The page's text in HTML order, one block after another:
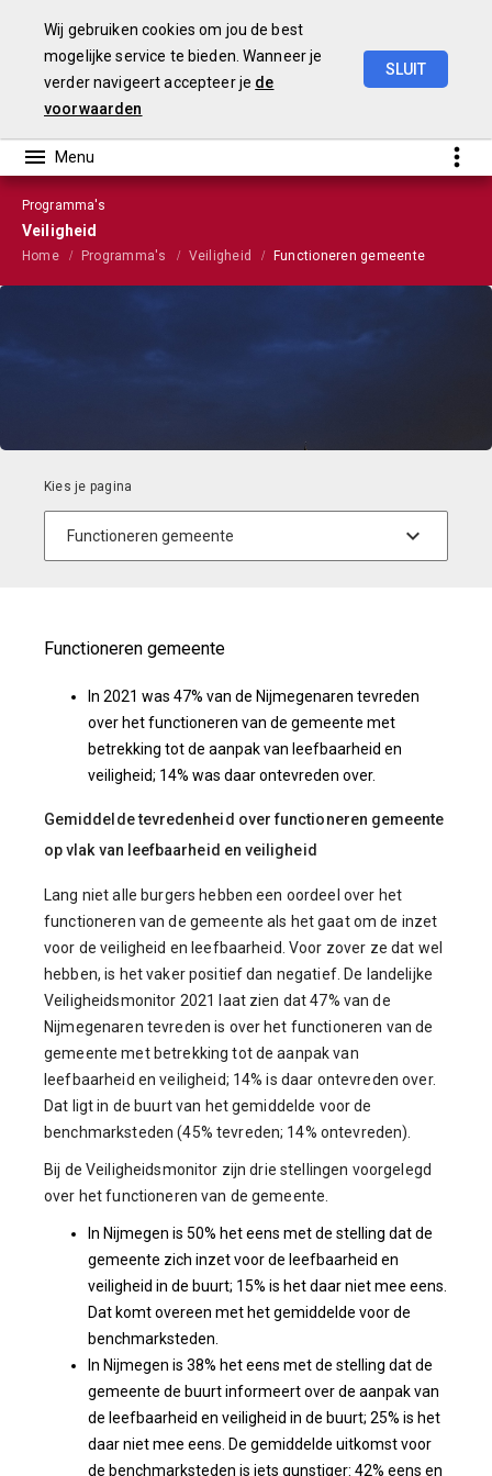
Wij gebruiken cookies om jou de best
mogelijke service te bieden. Wanneer je
verder navigeert accepteer je de
voorwaarden
SLUIT
Programma's
Veiligheid
Home Programma's Veiligheid Functioneren gemeente
Functioneren gemeente
In 2021 was 47% van de Nijmegenaren tevreden
over het functioneren van de gemeente met
betrekking tot de aanpak van leefbaarheid en
veiligheid; 14% was daar ontevreden over.
Gemiddelde tevredenheid over functioneren gemeente
op vlak van leefbaarheid en veiligheid
Lang niet alle burgers hebben een oordeel over het
functioneren van de gemeente als het gaat om de inzet
voor de veiligheid en leefbaarheid. Voor zover ze dat wel
hebben, is het vaker positief dan negatief. De landelijke
Veiligheidsmonitor 2021 laat zien dat 47% van de
Nijmegenaren tevreden is over het functioneren van de
gemeente met betrekking tot de aanpak van
leefbaarheid en veiligheid; 14% is daar ontevreden over.
Dat ligt in de buurt van het gemiddelde voor de
benchmarksteden (45% tevreden; 14% ontevreden).
Bij de Veiligheidsmonitor zijn drie stellingen voorgelegd
over het functioneren van de gemeente.
In Nijmegen is 50% het eens met de stelling dat de
gemeente zich inzet voor de leefbaarheid en
veiligheid in de buurt; 15% is het daar niet mee eens.
Dat komt overeen met het gemiddelde voor de
benchmarksteden.
In Nijmegen is 38% het eens met de stelling dat de
gemeente de buurt informeert over de aanpak van
de leefbaarheid en veiligheid in de buurt; 25% is het
daar niet mee eens. De gemiddelde uitkomst voor
de benchmarksteden is iets gunstiger: 42% eens en